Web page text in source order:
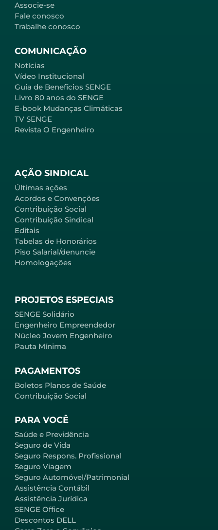
PARA VOCÊ
Saúde e Previdência
Seguro de Vida
Seguro Respons. Profissional
Seguro Viagem
Seguro Automóvel/Patrimonial
Assistência Contábil
Assistência Jurídica
SENGE Office
Descontos DELL
AÇÃO SINDICAL
Últimas ações
Acordos e Convenções
Contribuição Social
Contribuição Sindical
Editais
Tabelas de Honorários
Piso Salarial/denuncie
Homologações
PROJETOS ESPECIAIS
SENGE Solidário
Engenheiro Empreendedor
Núcleo Jovem Engenheiro
Pauta Mínima
PAGAMENTOS
Boletos Planos de Saúde
Contribuição Social
Associe-se
Fale conosco
Trabalhe conosco
COMUNICAÇÃO
Notícias
Vídeo Institucional
Guia de Benefícios SENGE
Livro 80 anos do SENGE
E-book Mudanças Climáticas
TV SENGE
Revista O Engenheiro